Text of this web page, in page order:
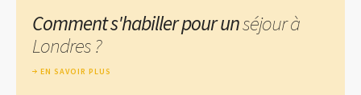
Comment s'habiller pour unséjour à
Londres ?
EN SAVOIR PLUS